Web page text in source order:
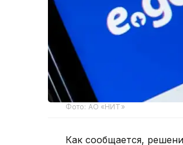
Фото: АО «НИТ»
Как сообщается,